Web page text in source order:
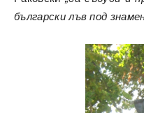
български лъв под